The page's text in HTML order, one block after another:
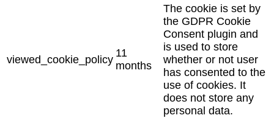
viewed_cookie_policy
11
months
The cookie is set by
the GDPR Cookie
Consent plugin and
is used to store
whether or not user
has consented to the
use of cookies. It
does not store any
personal data.